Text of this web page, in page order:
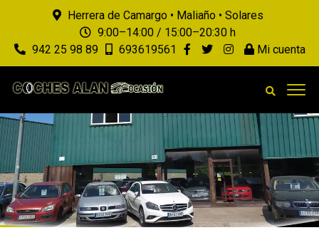
Herrera de Camargo • Maliaño • Solares
9:00–14:00 / 15:00–20:30 h
942 25 98 89
693619561 Mi cuenta